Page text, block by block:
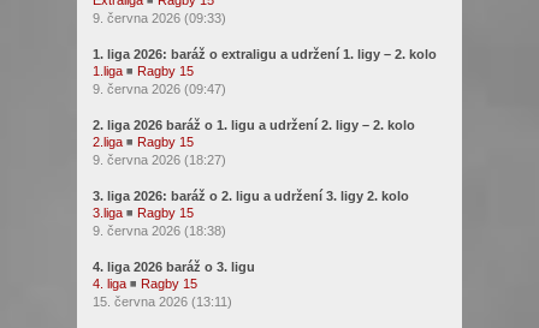
9. června 2026 (09:33)
1. liga 2026: baráž o extraligu a udržení 1. ligy – 2. kolo
1.liga ◾ Ragby 15
9. června 2026 (09:47)
2. liga 2026 baráž o 1. ligu a udržení 2. ligy – 2. kolo
2.liga ◾ Ragby 15
9. června 2026 (18:27)
3. liga 2026: baráž o 2. ligu a udržení 3. ligy 2. kolo
3.liga ◾ Ragby 15
9. června 2026 (18:38)
4. liga 2026 baráž o 3. ligu
4. liga ◾ Ragby 15
15. června 2026 (13:11)